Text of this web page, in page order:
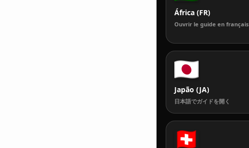
África (FR)
Ouvrir le guide en français
Japão (JA)
日本語でガイドを開く